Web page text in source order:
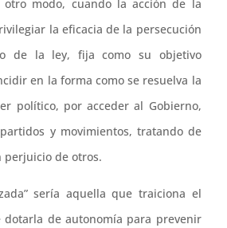
otro modo, cuando la acción de la
la eficacia de la persecución
de la ley, fija como su objetivo
en la forma como se resuelva la
político, por acceder al Gobierno,
y movimientos, tratando de
perjuicio de otros.
sería aquella que traiciona el
de autonomía para prevenir